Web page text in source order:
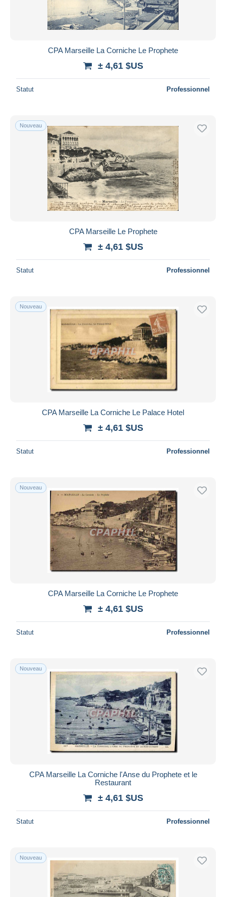
CPA Marseille La Corniche Le Prophete
± 4,61 $US
Statut Professionnel
Nouveau
CPA Marseille Le Prophete
± 4,61 $US
Statut Professionnel
Nouveau
CPA Marseille La Corniche Le Palace Hotel
± 4,61 $US
Statut Professionnel
Nouveau
CPA Marseille La Corniche Le Prophete
± 4,61 $US
Statut Professionnel
Nouveau
CPA Marseille La Corniche l'Anse du Prophete et le
Restaurant
± 4,61 $US
Statut Professionnel
Nouveau